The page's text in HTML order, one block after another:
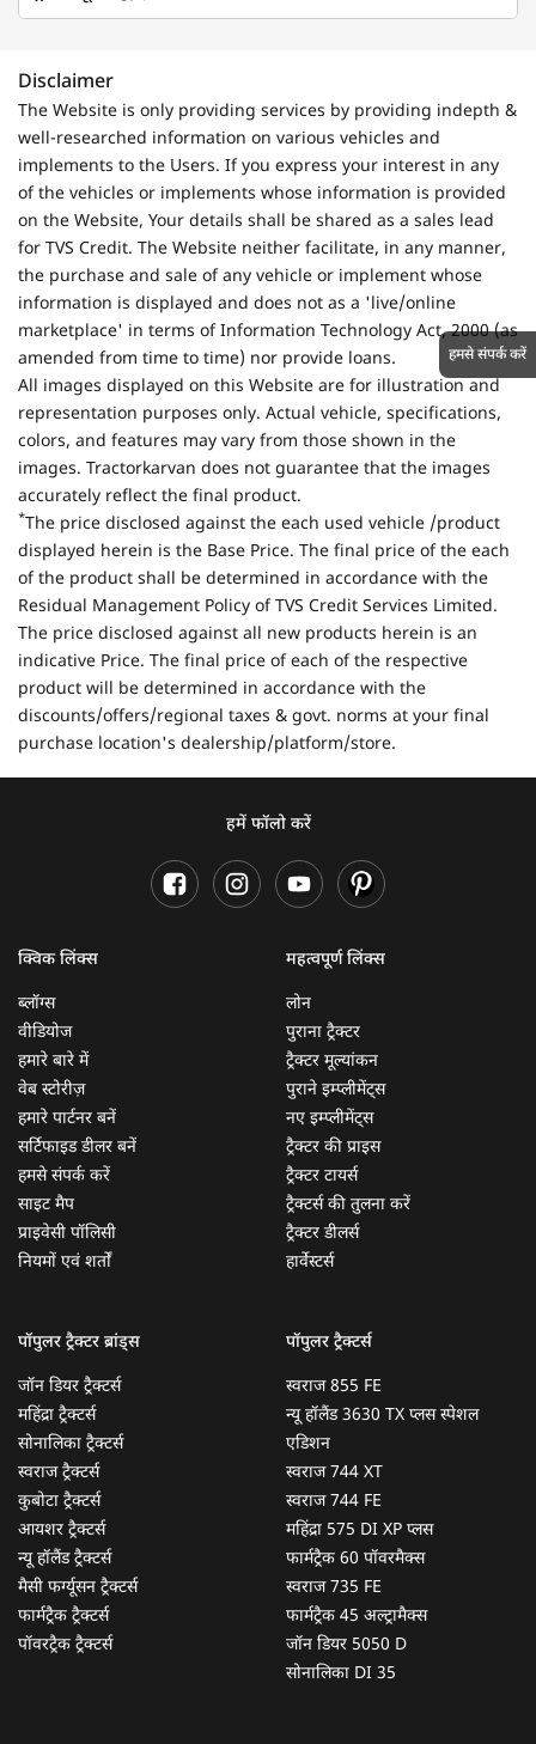
Disclaimer
The Website is only providing services by providing indepth &
well-researched information on various vehicles and
implements to the Users. If you express your interest in any
of the vehicles or implements whose information is provided
on the Website, Your details shall be shared as a sales lead
for TVS Credit. The Website neither facilitate, in any manner,
the purchase and sale of any vehicle or implement whose
information is displayed and does not as a 'live/online
marketplace' in terms of Information Technology Act, 2000 (as
amended from time to time) nor provide loans.
All images displayed on this Website are for illustration and
representation purposes only. Actual vehicle, specifications,
colors, and features may vary from those shown in the
images. Tractorkarvan does not guarantee that the images
accurately reflect the final product.
*The price disclosed against the each used vehicle /product
displayed herein is the Base Price. The final price of the each
of the product shall be determined in accordance with the
Residual Management Policy of TVS Credit Services Limited.
The price disclosed against all new products herein is an
indicative Price. The final price of each of the respective
product will be determined in accordance with the
discounts/offers/regional taxes & govt. norms at your final
purchase location's dealership/platform/store.
हमें फॉलो करें
क्विक लिंक्स
ब्लॉग्स
वीडियोज
हमारे बारे में
वेब स्टोरीज़
हमारे पार्टनर बनें
सर्टिफाइड डीलर बनें
हमसे संपर्क करें
साइट मैप
प्राइवेसी पॉलिसी
नियमों एवं शर्तों
महत्वपूर्ण लिंक्स
लोन
पुराना ट्रैक्टर
ट्रैक्टर मूल्यांकन
पुराने इम्प्लीमेंट्स
नए इम्प्लीमेंट्स
ट्रैक्टर की प्राइस
ट्रैक्टर टायर्स
ट्रैक्टर्स की तुलना करें
ट्रैक्टर डीलर्स
हार्वेस्टर्स
पॉपुलर ट्रैक्टर ब्रांड्स
जॉन डियर ट्रैक्टर्स
महिंद्रा ट्रैक्टर्स
सोनालिका ट्रैक्टर्स
स्वराज ट्रैक्टर्स
कुबोटा ट्रैक्टर्स
आयशर ट्रैक्टर्स
न्यू हॉलैंड ट्रैक्टर्स
मैसी फर्ग्यूसन ट्रैक्टर्स
फार्मट्रैक ट्रैक्टर्स
पॉवरट्रैक ट्रैक्टर्स
पॉपुलर ट्रैक्टर्स
स्वराज 855 FE
न्यू हॉलैंड 3630 TX प्लस स्पेशल
एडिशन
स्वराज 744 XT
स्वराज 744 FE
महिंद्रा 575 DI XP प्लस
फार्मट्रैक 60 पॉवरमैक्स
स्वराज 735 FE
फार्मट्रैक 45 अल्ट्रामैक्स
जॉन डियर 5050 D
सोनालिका DI 35
हमसे संपर्क करें